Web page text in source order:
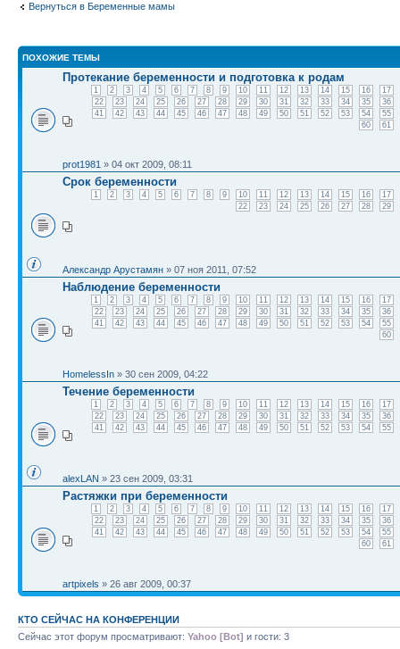
Вернуться в Беременные мамы
ПОХОЖИЕ ТЕМЫ
Протекание беременности и подготовка к родам
1 2 3 4 5 6 7 8 9 10 11 12 13 14 15 16
17
22
23 24 25 26 27 28 29 30 31 32 33 34 35
36
41
42 43 44 45 46 47 48 49 50 51 52 53 54
55
60
61
prot1981 » 04 окт 2009, 08:11
Срок беременности
1 2 3 4 5 6 7 8 9 10 11 12 13 14 15 16
17
22
23 24 25 26 27 28 29
Александр Арустамян » 07 ноя 2011, 07:52
Наблюдение беременности
1 2 3 4 5 6 7 8 9 10 11 12 13 14 15 16
17
22
23 24 25 26 27 28 29 30 31 32 33 34 35
36
41
42 43 44 45 46 47 48 49 50 51 52 53 54
55
60
HomelessIn » 30 сен 2009, 04:22
Течение беременности
1 2 3 4 5 6 7 8 9 10 11 12 13 14 15 16
17
22
23 24 25 26 27 28 29 30 31 32 33 34 35
36
41
42 43 44 45 46 47 48 49 50 51 52 53 54 55
alexLAN » 23 сен 2009, 03:31
Растяжки при беременности
1 2 3 4 5 6 7 8 9 10 11 12 13 14 15 16
17
22
23 24 25 26 27 28 29 30 31 32 33 34 35
36
41
42 43 44 45 46 47 48 49 50 51 52 53 54
55
60
61
artpixels » 26 авг 2009, 00:37
КТО СЕЙЧАС НА КОНФЕРЕНЦИИ
Сейчас этот форум просматривают: Yahoo [Bot] и гости: 3